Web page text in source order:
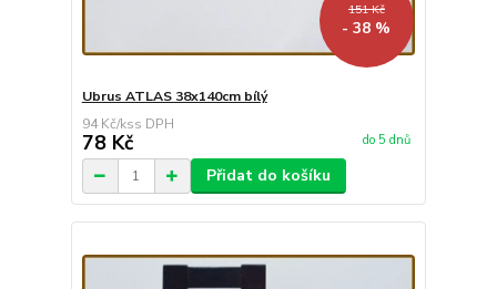
151 Kč
- 38 %
Ubrus ATLAS 38x140cm bílý
94 Kč/ks
78 Kč do 5 dnů
Přidat do košíku